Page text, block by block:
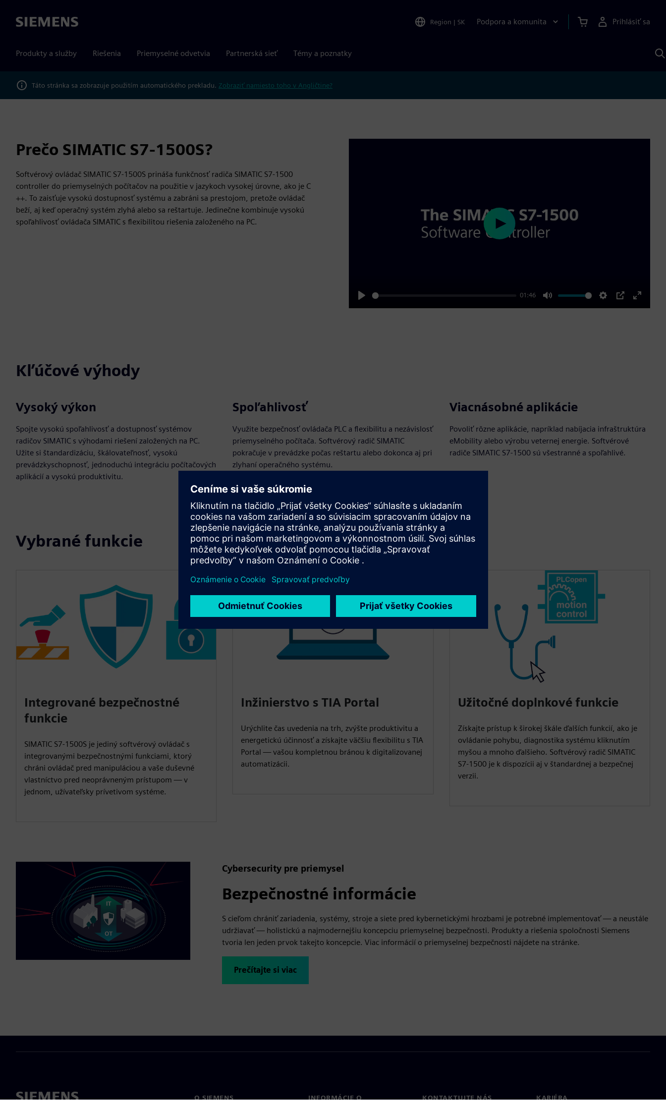
Siemens Region | SK Podpora a komunita Prihlásiť sa
Produkty a služby Riešenia Priemyselné odvetvia Partnerská sieť Témy a poznatky
Táto stránka sa zobrazuje použitím automatického prekladu. Zobraziť namiesto toho v Angličtine?
Prečo SIMATIC S7-1500S?
Softvérový ovládač SIMATIC S7-1500S prináša funkčnosť radiča SIMATIC S7-1500
controller do priemyselných počítačov na použitie v jazykoch vysokej úrovne, ako je C
++. To zaisťuje vysokú dostupnosť systému a zabráni sa prestojom, pretože ovládač
beží, aj keď operačný systém zlyhá alebo sa reštartuje. Jedinečne kombinuje vysokú
spoľahlivosť ovládača SIMATIC s flexibilitou riešenia založeného na PC.
Play
01:46
Mute Settings
PIP
Enter
Play
Kľúčové výhody
Vysoký výkon
Spojte vysokú spoľahlivosť a dostupnosť systémov
radičov SIMATIC s výhodami riešení založených na PC.
Užite si štandardizáciu, škálovateľnosť, vysokú
prevádzkyschopnosť, jednoduchú integráciu počítačových
aplikácií a vysokú produktivitu.
Spoľahlivosť
Využite bezpečnosť ovládača PLC a flexibilitu a nezávislosť
priemyselného počítača. Softvérový radič SIMATIC
pokračuje v prevádzke počas reštartu alebo dokonca aj pri
zlyhaní operačného systému.
Viacnásobné aplikácie
Povoliť rôzne aplikácie, napríklad nabíjacia infraštruktúra
eMobility alebo výrobu veternej energie. Softvérové
radiče SIMATIC S7-1500 sú všestranné a spoľahlivé.
Vybrané funkcie
Integrované bezpečnostné
funkcie
SIMATIC S7-1500S je jediný softvérový ovládač s
integrovanými bezpečnostnými funkciami, ktorý
chráni ovládač pred manipuláciou a vaše duševné
vlastníctvo pred neoprávneným prístupom — v
jednom, užívateľsky prívetivom systéme.
Inžinierstvo s TIA Portal
Urýchlite čas uvedenia na trh, zvýšte produktivitu a
energetickú účinnosť a získajte väčšiu flexibilitu s TIA
Portal — vašou kompletnou bránou k digitalizovanej
automatizácii.
Užitočné doplnkové funkcie
Získajte prístup k širokej škále ďalších funkcií, ako je
ovládanie pohybu, diagnostika systému kliknutím
myšou a mnoho ďalšieho. Softvérový radič SIMATIC
S7-1500 je k dispozícii aj v štandardnej a bezpečnej
verzii.
Cybersecurity pre priemysel
Bezpečnostné informácie
S cieľom chrániť zariadenia, systémy, stroje a siete pred kybernetickými hrozbami je potrebné implementovať — a neustále
udržiavať — holistickú a najmodernejšiu koncepciu priemyselnej bezpečnosti. Produkty a riešenia spoločnosti Siemens
tvoria len jeden prvok takejto koncepcie. Viac informácií o priemyselnej bezpečnosti nájdete na stránke.
Prečítajte si viac
O SIEMENS
INFORMÁCIE O
KONTAKTUJTE NÁS KARIÉRA